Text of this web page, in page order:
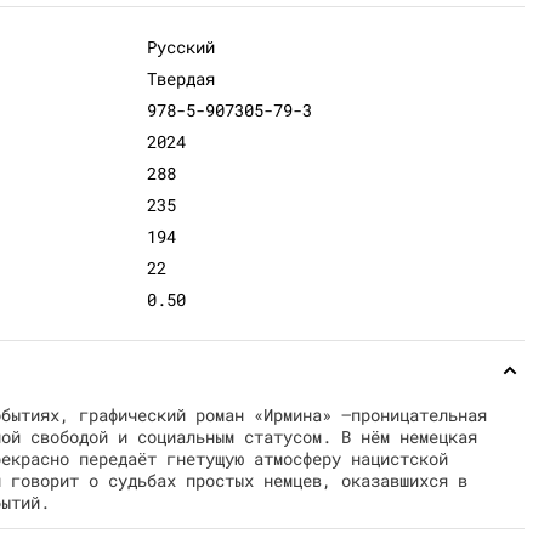
Русский
Твердая
978-5-907305-79-3
2024
288
235
194
22
0.50
графический роман «Ирмина» —проницательная
свободой и социальным статусом. В нём немецкая
передаёт гнетущую атмосферу нацистской
говорит о судьбах простых немцев, оказавшихся в